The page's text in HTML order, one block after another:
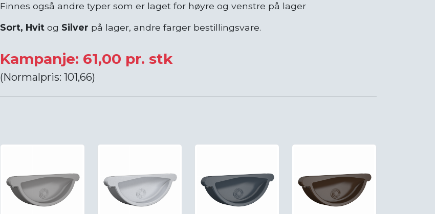
Finnes også andre typer som er laget for høyre og venstre på lager
Sort, Hvit og Silver på lager, andre farger bestillingsvare.
Kampanje: 61,00 pr. stk
(Normalpris: 101,66)